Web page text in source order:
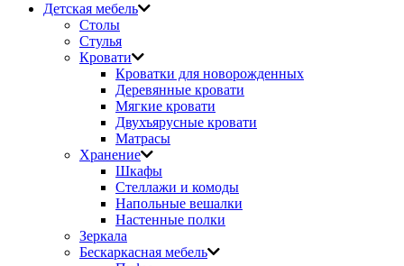
Детская мебель
Столы
Стулья
Кровати
Кроватки для новорожденных
Деревянные кровати
Мягкие кровати
Двухъярусные кровати
Матрасы
Хранение
Шкафы
Стеллажи и комоды
Напольные вешалки
Настенные полки
Зеркала
Бескаркасная мебель